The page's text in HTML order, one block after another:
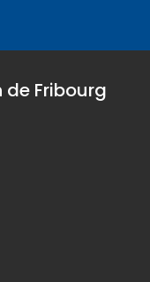
Fribourg